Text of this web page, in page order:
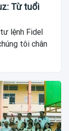
Từ tuổi
lệnh Fidel
tôi chân